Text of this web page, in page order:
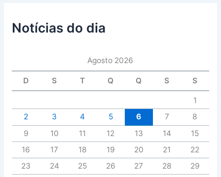
Notícias do dia
Agosto 2026
D S T Q Q S S
1
2
3 4 5 6 7
8
9
10 11 12 13 14
15
16
17 18 19 20 21
22
23
24 25 26 27 28
29